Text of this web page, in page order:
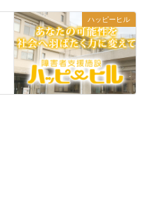
ハッピーヒル